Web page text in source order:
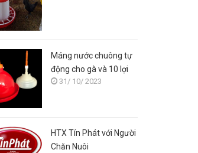
Máng nước chuông tự
động cho gà và 10 lợi
ích khi sử dụng
31/ 10/ 2023
HTX Tín Phát với Người
Chăn Nuôi